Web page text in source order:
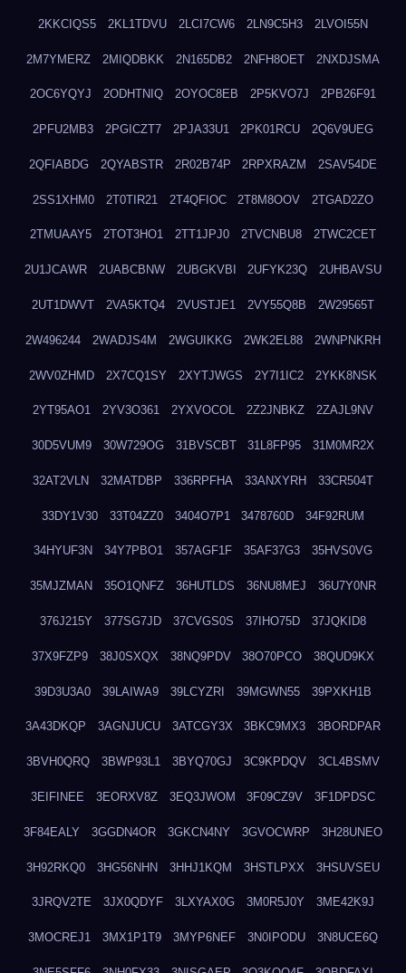
2KKCIQS5 2KL1TDVU 2LCI7CW6 2LN9C5H3 2LVOI55N
2M7YMERZ 2MIQDBKK 2N165DB2 2NFH8OET 2NXDJSMA
2OC6YQYJ 2ODHTNIQ 2OYOC8EB 2P5KVO7J 2PB26F91
2PFU2MB3 2PGICZT7 2PJA33U1 2PK01RCU 2Q6V9UEG
2QFIABDG 2QYABSTR 2R02B74P 2RPXRAZM 2SAV54DE
2SS1XHM0 2T0TIR21 2T4QFIOC 2T8M8OOV 2TGAD2ZO
2TMUAAY5 2TOT3HO1 2TT1JPJ0 2TVCNBU8 2TWC2CET
2U1JCAWR 2UABCBNW 2UBGKVBI 2UFYK23Q 2UHBAVSU
2UT1DWVT 2VA5KTQ4 2VUSTJE1 2VY55Q8B 2W29565T
2W496244 2WADJS4M 2WGUIKKG 2WK2EL88 2WNPNKRH
2WV0ZHMD 2X7CQ1SY 2XYTJWGS 2Y7I1IC2 2YKK8NSK
2YT95AO1 2YV3O361 2YXVOCOL 2Z2JNBKZ 2ZAJL9NV
30D5VUM9 30W729OG 31BVSCBT 31L8FP95 31M0MR2X
32AT2VLN 32MATDBP 336RPFHA 33ANXYRH 33CR504T
33DY1V30 33T04ZZ0 3404O7P1 3478760D 34F92RUM
34HYUF3N 34Y7PBO1 357AGF1F 35AF37G3 35HVS0VG
35MJZMAN 35O1QNFZ 36HUTLDS 36NU8MEJ 36U7Y0NR
376J215Y 377SG7JD 37CVGS0S 37IHO75D 37JQKID8
37X9FZP9 38J0SXQX 38NQ9PDV 38O70PCO 38QUD9KX
39D3U3A0 39LAIWA9 39LCYZRI 39MGWN55 39PXKH1B
3A43DKQP 3AGNJUCU 3ATCGY3X 3BKC9MX3 3BORDPAR
3BVH0QRQ 3BWP93L1 3BYQ70GJ 3C9KPDQV 3CL4BSMV
3EIFINEE 3EORXV8Z 3EQ3JWOM 3F09CZ9V 3F1DPDSC
3F84EALY 3GGDN4OR 3GKCN4NY 3GVOCWRP 3H28UNEO
3H92RKQ0 3HG56NHN 3HHJ1KQM 3HSTLPXX 3HSUVSEU
3JRQV2TE 3JX0QDYF 3LXYAX0G 3M0R5J0Y 3ME42K9J
3MOCREJ1 3MX1P1T9 3MYP6NEF 3N0IPODU 3N8UCE6Q